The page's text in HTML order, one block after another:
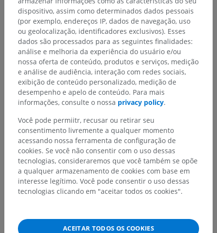
Referências
Snell, R.S. (2010). ‘Chapter 11: The cranial nerve nuclei and their central
connections and distribution’, in Clinical Neuroanatomy. (7th ed.)
Philadelphia: Wolters Kluwer Health/Lippincott Williams & Wilkins, pp.
350-352.
Thomas K, Minutello K, Das JM. Neuroanatomy, Cranial Nerve 9
(Glossopharyngeal) [Updated 2022 Nov 7]. In: StatPearls [Internet].
Treasure Island (FL): StatPearls Publishing; 2024 Jan-. Available from:
https://www.ncbi.nlm.nih.gov/sites/books/NBK539877/
Galeria
dispositivo, assim como determinados dados pessoais
(por exemplo, endereços IP, dados de navegação, uso
ou geolocalização, identificadores exclusivos). Esses
dados são processados para as seguintes finalidades:
análise e melhoria da experiência do usuário e/ou
nossa oferta de conteúdo, produtos e serviços, medição
e análise de audiência, interação com redes sociais,
exibição de conteúdo personalizado, medição de
desempenho e apelo de conteúdo. Para mais
informações, consulte o nossa privacy policy.
Você pode permiitr, recusar ou retirar seu
consentimento livremente a qualquer momento
acessando nossa ferramenta de configuração de
cookies. Se você não consentir com o uso dessas
tecnologias, consideraremos que você também se opõe
a qualquer armazenamento de cookies com base em
interesse legítimo. Você pode consentir o uso dessas
tecnologias clicando em "aceitar todos os cookies".
ACEITAR TODOS OS COOKIES